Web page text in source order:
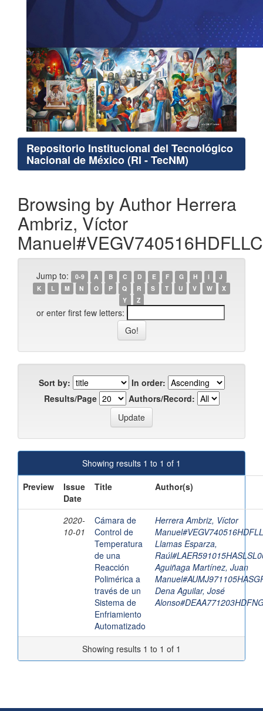
Repositorio Institucional del Tecnológico
Nacional de México (RI - TecNM)
Browsing by Author Herrera
Ambriz, Víctor
Jump to: 0-9 A B C D E F G H I
J
K
L M N O P Q R S T U V W
X
Y
Z
or enter first few letters:
Sort by:
In order:
Results/Page
Authors/Record:
Showing results 1 to 1 of 1
Preview
Issue
Date
Title Author(s)
2020-
10-01
Cámara de
Control de
Temperatura
de una
Reacción
Polimérica a
través de un
Sistema de
Enfriamiento
Automatizado
Herrera Ambriz, Víctor
Llamas Esparza,
Aguiñaga Martínez, Juan
Dena Aguilar, José
Showing results 1 to 1 of 1